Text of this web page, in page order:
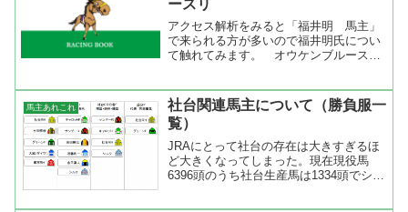
ースリ
アクセス解析をみると「福井明 馬主」
で来られる方が多いので福井明氏につい
て触れてみます。 オウケンブルースリ
手塾の名前から来ているようです。そし
て、ブルースリは言わずと...
馬主あれこれ
社台関連馬主について（勝負服一
覧）
JRAにとって社台の存在は大きすぎるほ
ど大きくなってしまった。現在現役馬
6396頭のうち社台生産馬は1334頭でシェ